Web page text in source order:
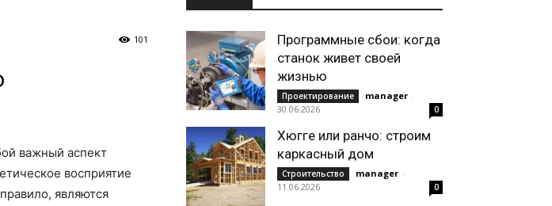
101
важный аспект
восприятие
являются
Программные сбои: когда
станок живет своей
жизнью
Проектирование manager -
30.06.2026
0
Хюгге или ранчо: строим
каркасный дом
Строительство manager -
11.06.2026
0